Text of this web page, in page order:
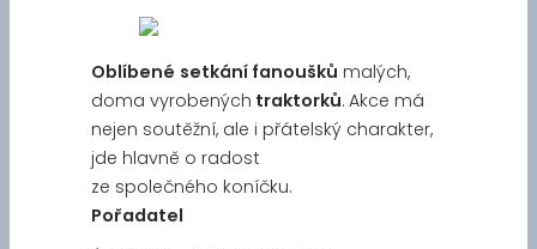
Oblíbené setkání fanoušků malých,
doma vyrobených traktorků. Akce má
nejen soutěžní, ale i přátelský charakter,
jde hlavně o radost
ze společného koníčku.
Pořadatel